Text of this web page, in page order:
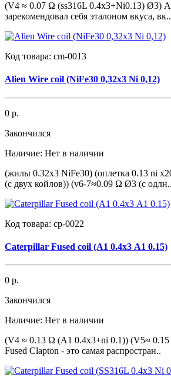
(V4 ≈ 0.07 Ω (ss316L 0.4x3+Ni0.13) Ø3)
зарекомендовал себя эталоном вкуса, вк..
Код товара: cm-0013
Alien Wire coil (NiFe30 0,32x3 Ni 0,12)
0 р.
Закончился
Наличие: Нет в наличии
(жилы 0.32х3 NiFe30) (оплетка 0.13 ni
(с двух койлов)) (v6-7≈0.09 Ω Ø3 (с одлн..
Код товара: cp-0022
Caterpillar Fused coil (A1 0.4x3 А1 0.15)
0 р.
Закончился
Наличие: Нет в наличии
(V4 ≈ 0.13 Ω (A1 0.4x3+ni 0.1)) (V5≈
Fused Clapton - это самая распростран..